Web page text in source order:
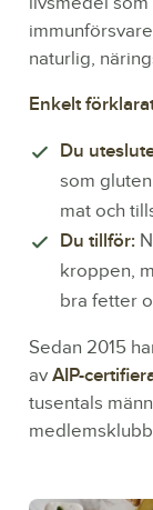
naturlig,
Enkelt
Du
som
mat och
Du tillför:
kroppen,
bra fetter
Sedan 2015
av AIP-
tusentals